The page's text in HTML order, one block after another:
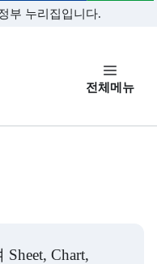
바로가기
부 누리집입니다.
전체메뉴
Chart,